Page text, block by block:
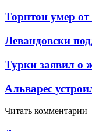
Торнтон умер от
Левандовски
Турки заявил о
Альварес
Читать комментарии